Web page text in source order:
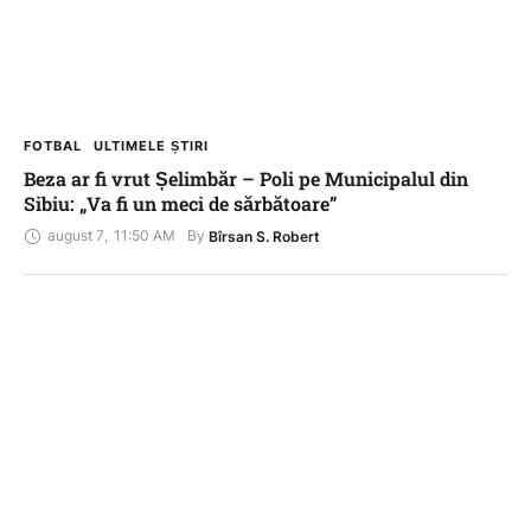
FOTBAL ULTIMELE ȘTIRI
Beza ar fi vrut Șelimbăr – Poli pe Municipalul din
Sibiu: „Va fi un meci de sărbătoare”
august 7, 11:50 AM By Bîrsan S. Robert